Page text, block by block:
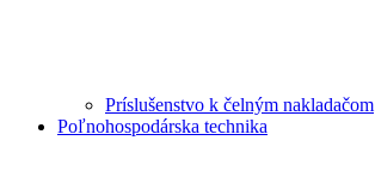
Príslušenstvo k čelným nakladačom
Poľnohospodárska technika